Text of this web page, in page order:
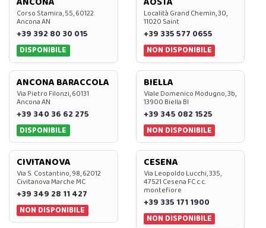
Corso Stamira, 55, 60122
Ancona AN
+39 392 80 30 015
DISPONIBILE
Località Grand Chemin, 30,
11020 Saint
+39 335 577 0655
NON DISPONIBILE
ANCONA BARACCOLA
Via Pietro Filonzi, 60131
Ancona AN
+39 340 36 62 275
DISPONIBILE
BIELLA
Viale Domenico Modugno, 3b,
13900 Biella BI
+39 345 082 1525
NON DISPONIBILE
CIVITANOVA
Via S. Costantino, 98, 62012
Civitanova Marche MC
+39 349 28 11 427
NON DISPONIBILE
CESENA
Via Leopoldo Lucchi, 335,
47521 Cesena FC c.c.
montefiore
+39 335 171 1900
NON DISPONIBILE